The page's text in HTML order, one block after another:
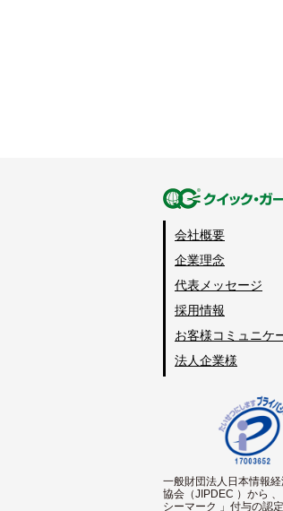
会社概要
企業理念
代表メッセージ
採用情報
お客様コミュニケ
法人企業様
一般財団法人日本情報
協会（JIPDEC ）から
シーマーク 」付与の認